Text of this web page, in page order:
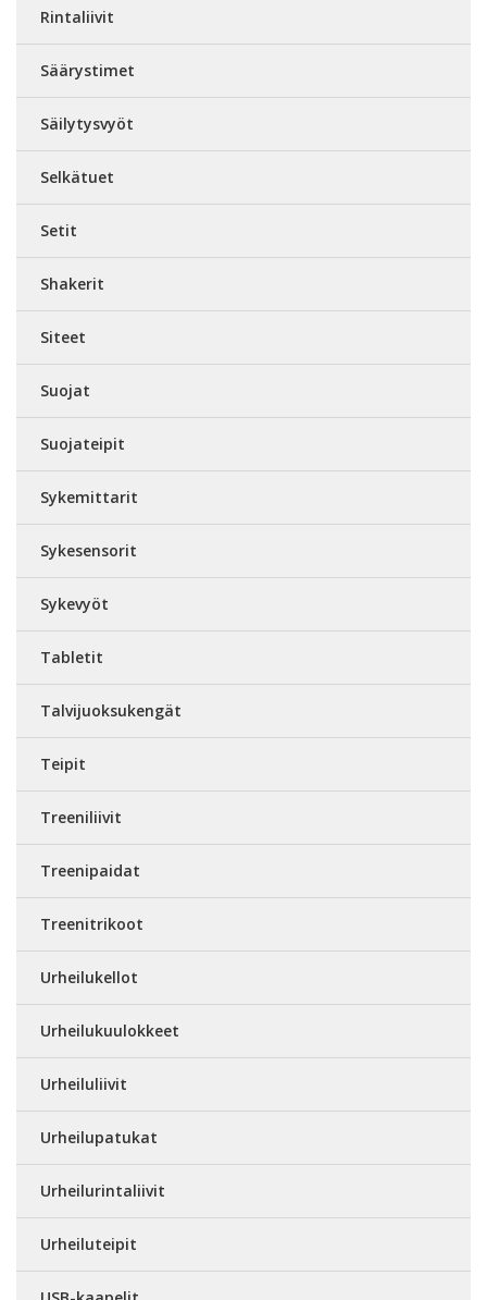
Rintaliivit
Säärystimet
Säilytysvyöt
Selkätuet
Setit
Shakerit
Siteet
Suojat
Suojateipit
Sykemittarit
Sykesensorit
Sykevyöt
Tabletit
Talvijuoksukengät
Teipit
Treeniliivit
Treenipaidat
Treenitrikoot
Urheilukellot
Urheilukuulokkeet
Urheiluliivit
Urheilupatukat
Urheilurintaliivit
Urheiluteipit